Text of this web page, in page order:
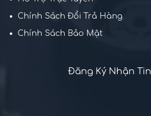
Chính Sách Đổi Trả Hàng
Chính Sách Bảo Mật
Đăng Ký Nhận Tin